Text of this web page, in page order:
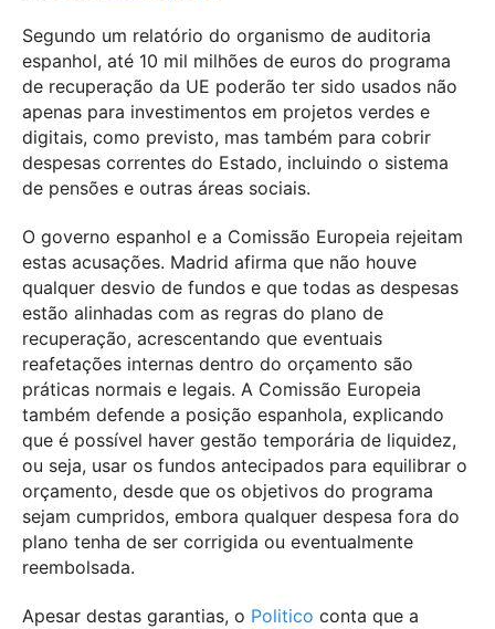
Segundo um relatório do organismo de auditoria
espanhol, até 10 mil milhões de euros do programa
de recuperação da UE poderão ter sido usados não
apenas para investimentos em projetos verdes e
digitais, como previsto, mas também para cobrir
despesas correntes do Estado, incluindo o sistema
de pensões e outras áreas sociais.
O governo espanhol e a Comissão Europeia rejeitam
estas acusações. Madrid afirma que não houve
qualquer desvio de fundos e que todas as despesas
estão alinhadas com as regras do plano de
recuperação, acrescentando que eventuais
reafetações internas dentro do orçamento são
práticas normais e legais. A Comissão Europeia
também defende a posição espanhola, explicando
que é possível haver gestão temporária de liquidez,
ou seja, usar os fundos antecipados para equilibrar o
orçamento, desde que os objetivos do programa
sejam cumpridos, embora qualquer despesa fora do
plano tenha de ser corrigida ou eventualmente
reembolsada.
Apesar destas garantias, o Politico conta que a